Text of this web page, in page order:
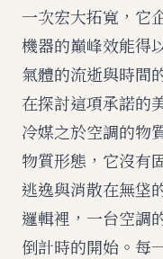
一次宏大拓寬，它
機器的巔峰效能得
氣體的流逝與時間
在探討這項承諾的
冷媒之於空調的物
物質形態，它沒有
逃逸與消散在無垡
邏輯裡，一台空調
倒計時的開始。每